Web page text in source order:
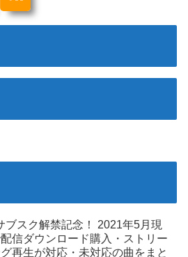
ブスク解禁記念！ 2021年5月現
信ダウンロード購入・ストリー
グ再生が対応・未対応の曲をまと